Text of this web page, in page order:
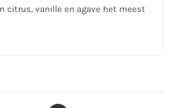
citrus, vanille en agave het meest